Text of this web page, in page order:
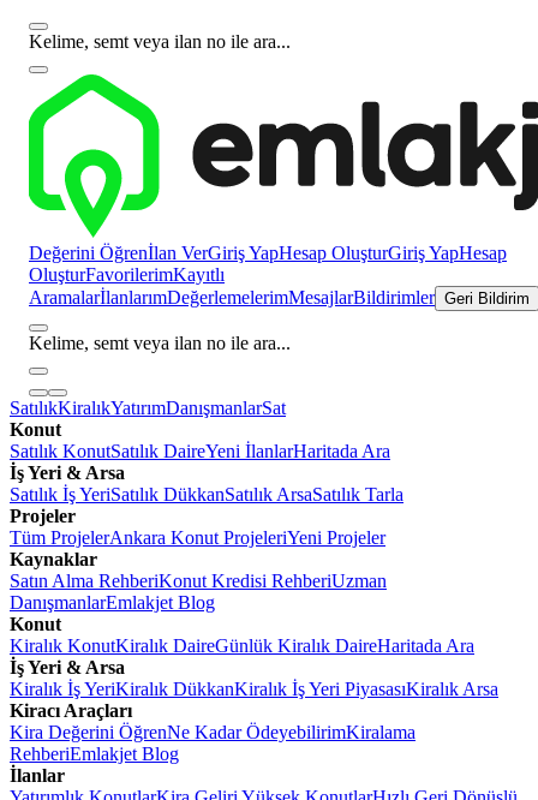
Kelime, semt veya ilan no ile ara...
Değerini Öğrenİlan VerGiriş YapHesap OluşturGiriş YapHesap
OluşturFavorilerimKayıtlı
AramalarİlanlarımDeğerlemelerimMesajlarBildirimler Geri Bildirim
Kelime, semt veya ilan no ile ara...
SatılıkKiralıkYatırımDanışmanlarSat
Konut
Satılık KonutSatılık DaireYeni İlanlarHaritada Ara
İş Yeri & Arsa
Satılık İş YeriSatılık DükkanSatılık ArsaSatılık Tarla
Projeler
Tüm ProjelerAnkara Konut ProjeleriYeni Projeler
Kaynaklar
Satın Alma RehberiKonut Kredisi RehberiUzman
DanışmanlarEmlakjet Blog
Konut
Kiralık KonutKiralık DaireGünlük Kiralık DaireHaritada Ara
İş Yeri & Arsa
Kiralık İş YeriKiralık DükkanKiralık İş Yeri PiyasasıKiralık Arsa
Kiracı Araçları
Kira Değerini ÖğrenNe Kadar ÖdeyebilirimKiralama
RehberiEmlakjet Blog
İlanlar